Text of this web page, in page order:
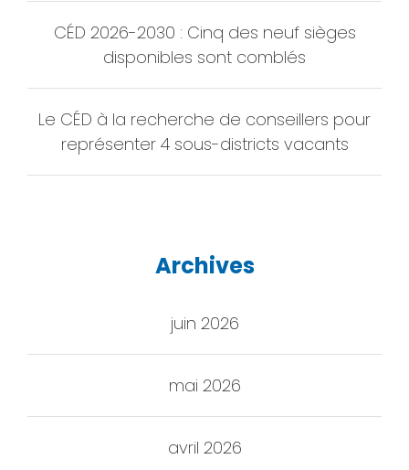
CÉD 2026-2030 : Cinq des neuf sièges
disponibles sont comblés
Le CÉD à la recherche de conseillers pour
représenter 4 sous-districts vacants
Archives
juin 2026
mai 2026
avril 2026